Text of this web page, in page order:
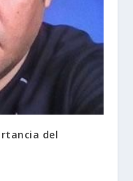
del